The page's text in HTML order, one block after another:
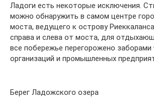
Ладоги есть некоторые исключения.
можно обнаружить в самом центре
моста, ведущего к острову
справа и слева от моста, для
все побережье перегорожено заборами
организаций и промышленных
Берег Ладожского озера